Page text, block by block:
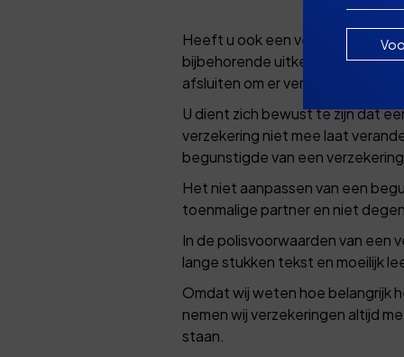
Heeft u ook een verzekering
bijbehorende uitkeringen
afsluiten om er vervolgens nooit
U dient zich bewust te zijn dat
verzekering niet mee laat
begunstigde van een
Het niet aanpassen van een
toenmalige partner en niet
In de polisvoorwaarden van een
lange stukken tekst en moeilijk
Omdat wij weten hoe belangrijk
nemen wij verzekeringen altijd
staan.